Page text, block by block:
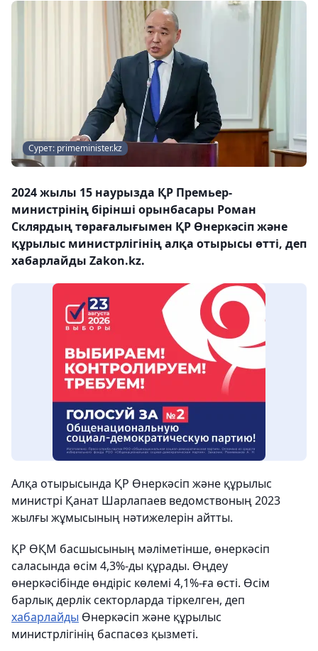
Сурет: primeminister.kz
2024 жылы 15 наурызда ҚР Премьер-
министрінің бірінші орынбасары Роман
Склярдың төрағалығымен ҚР Өнеркәсіп және
құрылыс министрлігінің алқа отырысы өтті, деп
хабарлайды Zakon.kz.
Алқа отырысында ҚР Өнеркәсіп және құрылыс
министрі Қанат Шарлапаев ведомствоның 2023
жылғы жұмысының нәтижелерін айтты.
ҚР ӨҚМ басшысының мәліметінше, өнеркәсіп
саласында өсім 4,3%-ды құрады. Өңдеу
өнеркәсібінде өндіріс көлемі 4,1%-ға өсті. Өсім
барлық дерлік секторларда тіркелген, деп
хабарлайды Өнеркәсіп және құрылыс
министрлігінің баспасөз қызметі.